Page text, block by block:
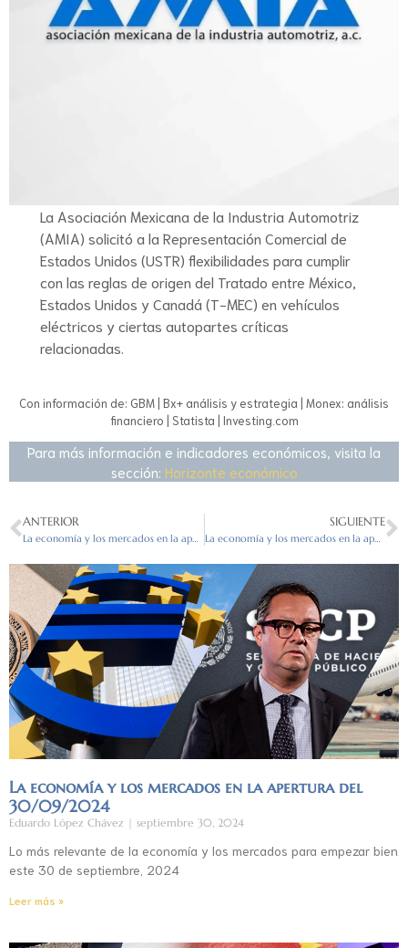
La Asociación Mexicana de la Industria Automotriz
(AMIA) solicitó a la Representación Comercial de
Estados Unidos (USTR) flexibilidades para cumplir
con las reglas de origen del Tratado entre México,
Estados Unidos y Canadá (T-MEC) en vehículos
eléctricos y ciertas autopartes críticas
relacionadas.
Con información de: GBM | Bx+ análisis y estrategia | Monex: análisis
financiero | Statista | Investing.com
Para más información e indicadores económicos, visita la
sección: Horizonte económico
ANTERIOR
La economía y los mercados en la apertura del 06/05/2024
SIGUIENTE
La economía y los mercados en la apertura del 08/05/2024
La economía y los mercados en la apertura del
30/09/2024
Eduardo López Chávez septiembre 30, 2024
Lo más relevante de la economía y los mercados para empezar bien
este 30 de septiembre, 2024
Leer más »